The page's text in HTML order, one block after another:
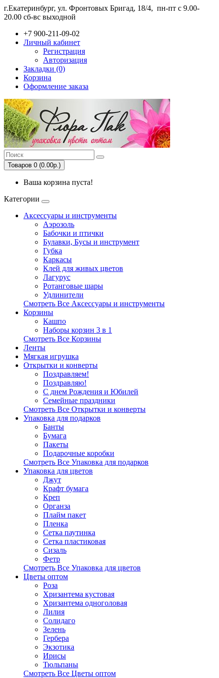
г.Екатеринбург, ул. Фронтовых Бригад, 18/4, пн-пт с 9.00-
20.00 сб-вс выходной
+7 900-211-09-02
Личный кабинет
Регистрация
Авторизация
Закладки (0)
Корзина
Оформление заказа
Товаров 0 (0.00р.)
Ваша корзина пуста!
Категории
Аксессуары и инструменты
Аэрозоль
Бабочки и птички
Булавки, Бусы и инструмент
Губка
Каркасы
Клей для живых цветов
Лагурус
Ротанговые шары
Удлинители
Смотреть Все Аксессуары и инструменты
Корзины
Кашпо
Наборы корзин 3 в 1
Смотреть Все Корзины
Ленты
Мягкая игрушка
Открытки и конверты
Поздравляем!
Поздравляю!
С днем Рождения и Юбилей
Семейные праздники
Смотреть Все Открытки и конверты
Упаковка для подарков
Банты
Бумага
Пакеты
Подарочные коробки
Смотреть Все Упаковка для подарков
Упаковка для цветов
Джут
Крафт бумага
Креп
Органза
Плайм пакет
Пленка
Сетка паутинка
Сетка пластиковая
Сизаль
Фетр
Смотреть Все Упаковка для цветов
Цветы оптом
Роза
Хризантема кустовая
Хризантема одноголовая
Лилия
Солидаго
Зелень
Гербера
Экзотика
Ирисы
Тюльпаны
Смотреть Все Цветы оптом